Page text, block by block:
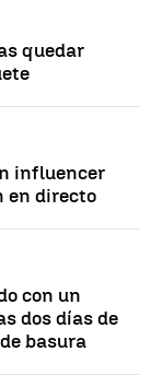
quedar
influencer
en directo
con un
dos días de
basura